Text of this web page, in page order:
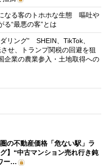
なる客のトホホな生態 嘔吐や
“最悪の客”とは
リング” SHEIN、TikTok、
せ、トランプ関税の回避を狙
業の農業参入・土地取得への
圏の不動産価格「危ない駅」ラ
】“中古マンション売れ行き鈍
ー…